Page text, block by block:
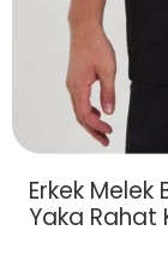
Erkek Melek
Yaka Rahat